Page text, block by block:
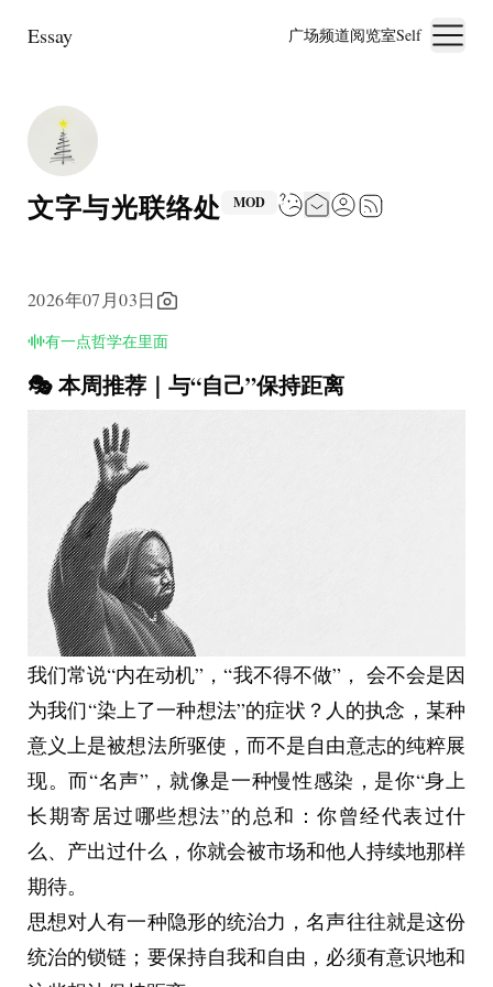
Essay 广场频道阅览室Self
文字与光联络处 MOD
2026年07月03日
有一点哲学在里面
🎭 本周推荐｜与“自己”保持距离
我们常说“内在动机”，“我不得不做”， 会不会是因
为我们“染上了一种想法”的症状？人的执念，某种
意义上是被想法所驱使，而不是自由意志的纯粹展
现。而“名声”，就像是一种慢性感染，是你“身上
长期寄居过哪些想法”的总和：你曾经代表过什
么、产出过什么，你就会被市场和他人持续地那样
期待。
思想对人有一种隐形的统治力，名声往往就是这份
统治的锁链；要保持自我和自由，必须有意识地和